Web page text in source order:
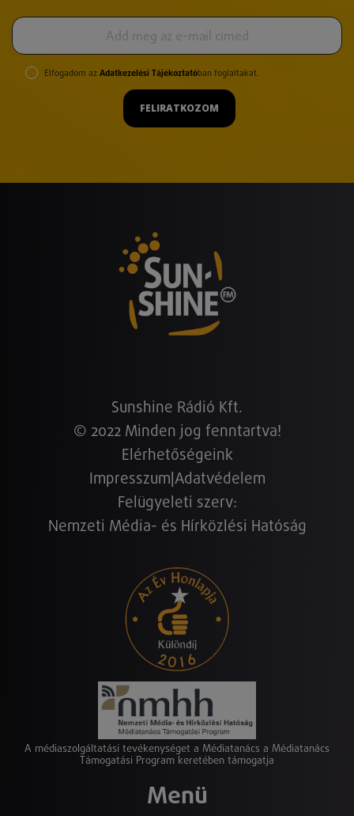
Elfogadom az Adatkezelési Tájékoztatóban foglaltakat.
FELIRATKOZOM
Sunshine Rádió Kft.
© 2022 Minden jog fenntartva!
Elérhetőségeink
Impresszum Adatvédelem
Felügyeleti szerv:
Nemzeti Média- és Hírközlési Hatóság
A médiaszolgáltatási tevékenységet a Médiatanács a Médiatanács
Támogatási Program keretében támogatja
Menü